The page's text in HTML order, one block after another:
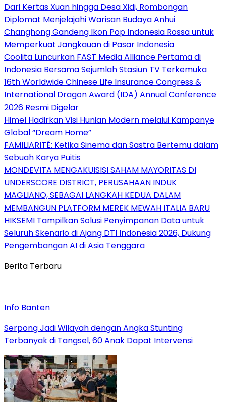
Dari Kertas Xuan hingga Desa Xidi, Rombongan
Diplomat Menjelajahi Warisan Budaya Anhui
Changhong Gandeng Ikon Pop Indonesia Rossa untuk
Memperkuat Jangkauan di Pasar Indonesia
Coolita Luncurkan FAST Media Alliance Pertama di
Indonesia Bersama Sejumlah Stasiun TV Terkemuka
16th Worldwide Chinese Life Insurance Congress &
International Dragon Award (IDA) Annual Conference
2026 Resmi Digelar
Himel Hadirkan Visi Hunian Modern melalui Kampanye
Global “Dream Home”
FAMILIARITÉ: Ketika Sinema dan Sastra Bertemu dalam
Sebuah Karya Puitis
MONDEVITA MENGAKUISISI SAHAM MAYORITAS DI
UNDERSCORE DISTRICT, PERUSAHAAN INDUK
MAGLIANO, SEBAGAI LANGKAH KEDUA DALAM
MEMBANGUN PLATFORM MEREK MEWAH ITALIA BARU
HIKSEMI Tampilkan Solusi Penyimpanan Data untuk
Seluruh Skenario di Ajang DTI Indonesia 2026, Dukung
Pengembangan AI di Asia Tenggara
Berita Terbaru
Info Banten
Serpong Jadi Wilayah dengan Angka Stunting
Terbanyak di Tangsel, 60 Anak Dapat Intervensi